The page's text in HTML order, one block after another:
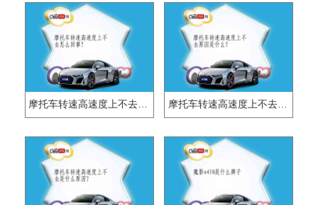
摩托车转速高速度上不去原因是什么？